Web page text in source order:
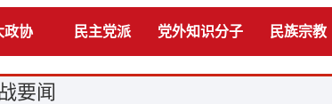
政协 民主党派 党外知识分子 民族宗教
要闻